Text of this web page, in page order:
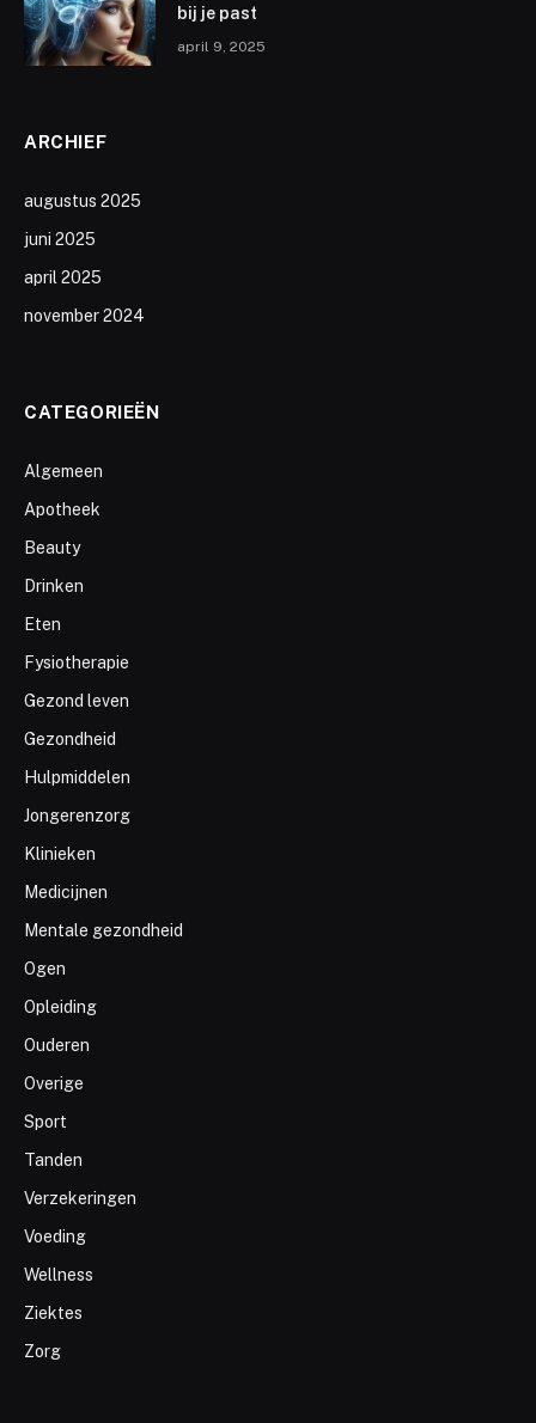
bij je past
april 9, 2025
ARCHIEF
augustus 2025
juni 2025
april 2025
november 2024
CATEGORIEËN
Algemeen
Apotheek
Beauty
Drinken
Eten
Fysiotherapie
Gezond leven
Gezondheid
Hulpmiddelen
Jongerenzorg
Klinieken
Medicijnen
Mentale gezondheid
Ogen
Opleiding
Ouderen
Overige
Sport
Tanden
Verzekeringen
Voeding
Wellness
Ziektes
Zorg